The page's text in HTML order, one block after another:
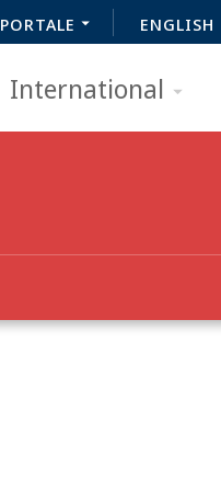
PORTALE ENGLISH
International